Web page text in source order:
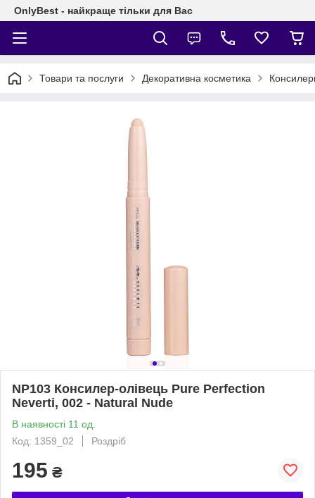
OnlyBest - найкраще тільки для Вас
Товари та послуги Декоративна косметика
NP103 Консилер-олівець Pure Perfection
Neverti, 002 - Natural Nude
В наявності 11 од.
Код: 1359_02
Роздріб
195 ₴